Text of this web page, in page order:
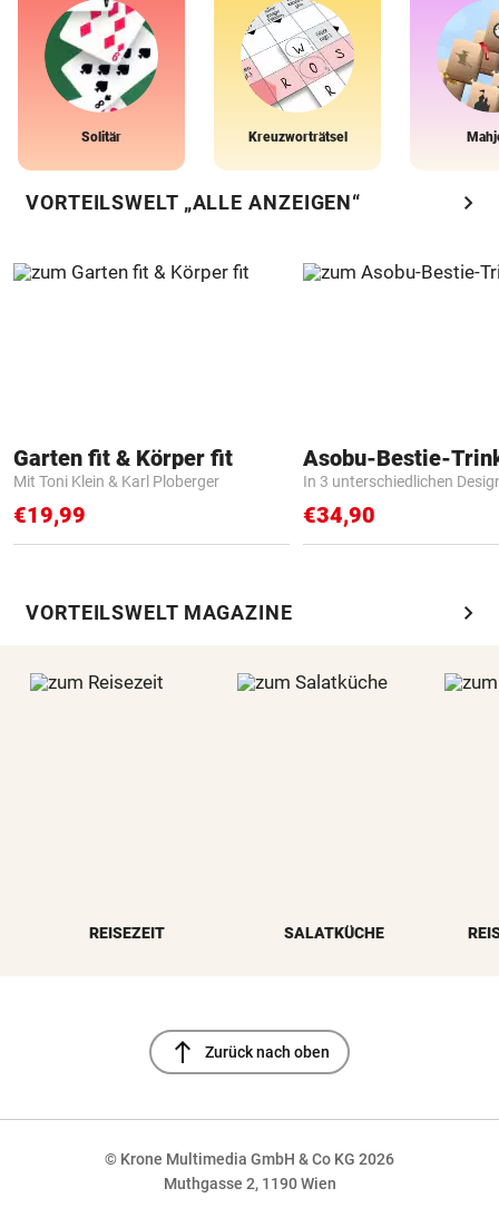
Solitär Kreuzworträtsel
VORTEILSWELT „ALLE ANZEIGEN“ chevron_right
Garten fit & Körper fit
Mit Toni Klein & Karl Ploberger
€19,99
Asobu-Bestie-
In 3 unterschiedlichen
€34,90
VORTEILSWELT MAGAZINE chevron_right
REISEZEIT SALATKÜCHE
north Zurück nach oben
© Krone Multimedia GmbH & Co KG 2026
Muthgasse 2, 1190 Wien